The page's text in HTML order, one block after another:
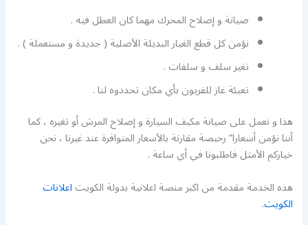
صيانة و إصلاح المحرك مهما كان العطل فيه .
نؤمن كل قطع الغيار البديلة الأصلية ( جديدة و مستعملة ) .
تغير سلف و سلفات .
تعبئة غاز للفريون بأي مكان تحددوه لنا .
هذا و نعمل على صيانة مكيف السيارة و إصلاح المرش أو تغيره ، كما
أننا نؤمن أسعارا” رخيصة مقارنة بالأسعار المتوافرة عند غيرنا ، نحن
خياركم الأمثل فاطلبونا في أي ساعة .
هذه الخدمة مقدمة من اكبر منصة اعلانية بدولة الكويتاعلانات
الكويت.